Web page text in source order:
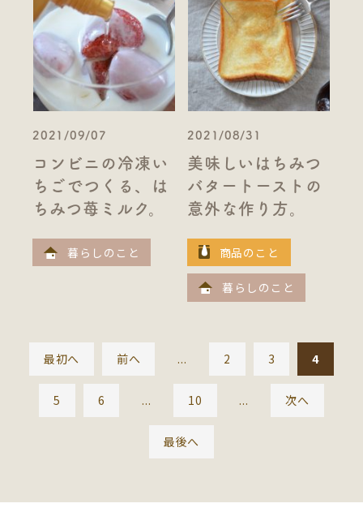
2021/09/07
コンビニの冷凍い
ちごでつくる、は
ちみつ苺ミルク。
暮らしのこと
2021/08/31
美味しいはちみつ
バタートーストの
意外な作り方。
商品のこと
暮らしのこと
最初へ 前へ ... 2 3 4
5 6 ... 10 ... 次へ
最後へ